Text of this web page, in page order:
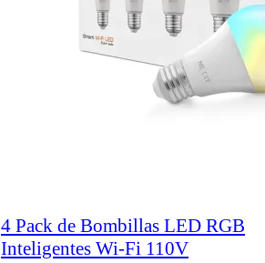
4 Pack de Bombillas LED RGB
Inteligentes Wi-Fi 110V